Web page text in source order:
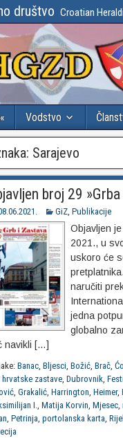
društvo Croatian
Vodstvo
Sarajevo
broj 29
GiZ, Publikacije
Objavljen
2021., u
uskoro će
naručiti
jedna
globalno
navikli […]
Banac, Bljesci, Božić, Brač,
hrvatske zastave, Dubrovnik,
, Grakalić, Harrington, Heimer,
I., Matija Korvin, Mjesec,
, Petrinja, portolanska karta,